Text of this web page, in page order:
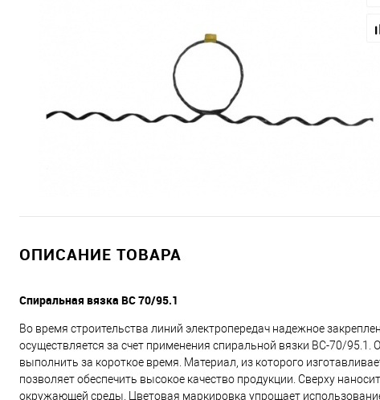
ОПИСАНИЕ ТОВАРА
Спиральная вязка ВС 70/95.1
Во время строительства линий электропередач надежное
осуществляется за счет применения спиральной вязки ВС-70/
выполнить за короткое время. Материал, из которого
позволяет обеспечить высокое качество продукции. Сверху
окружающей среды. Цветовая маркировка упрощает